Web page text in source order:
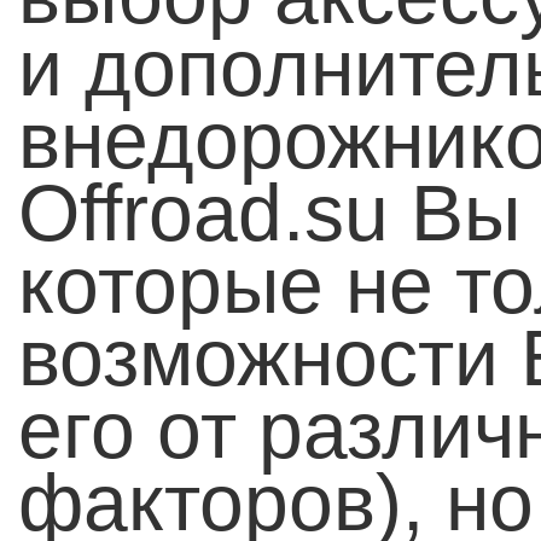
и
Offroad.su Вы
которые не
возможности
его от
факторов),